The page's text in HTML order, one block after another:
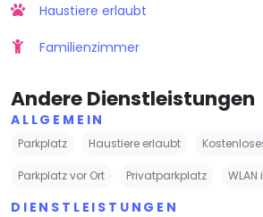
Haustiere erlaubt
Familienzimmer
Andere Dienstleistungen
ALLGEMEIN
Parkplatz Haustiere erlaubt
Parkplatz vor Ort Privatparkplatz
DIENSTLEISTUNGEN